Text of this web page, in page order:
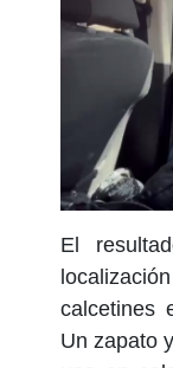
El
calcetines
Un zapato